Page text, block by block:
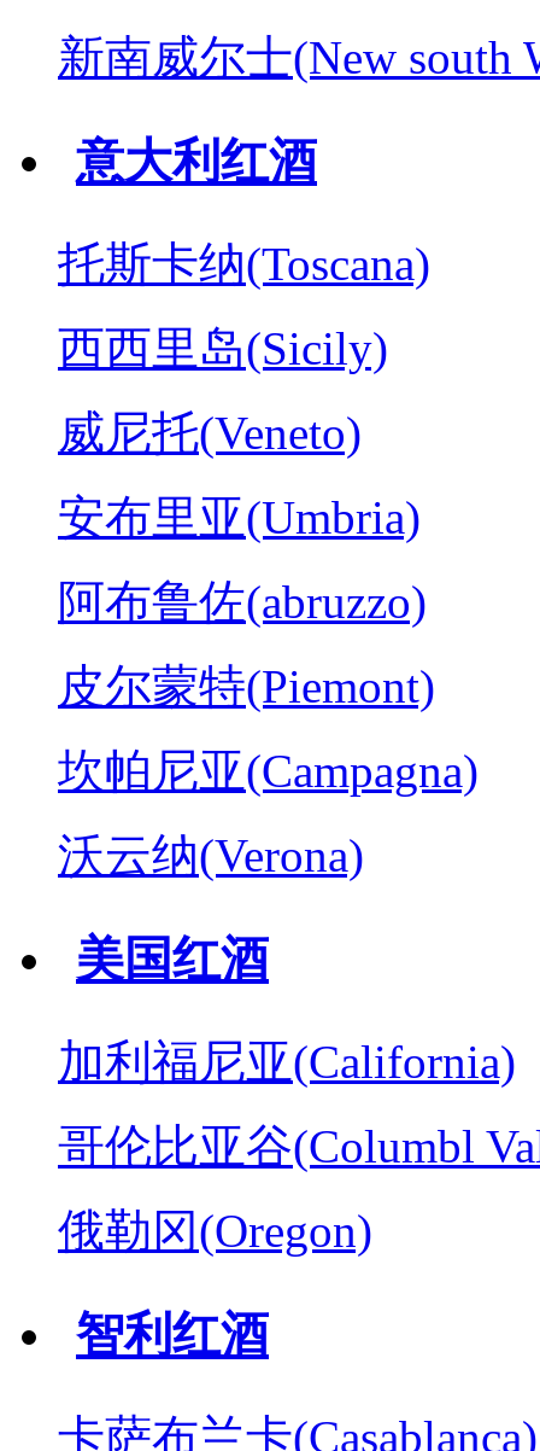
新南威尔士(New south
意大利红酒
托斯卡纳(Toscana)
西西里岛(Sicily)
威尼托(Veneto)
安布里亚(Umbria)
阿布鲁佐(abruzzo)
皮尔蒙特(Piemont)
坎帕尼亚(Campagna)
沃云纳(Verona)
美国红酒
加利福尼亚(California)
哥伦比亚谷(Columbl
俄勒冈(Oregon)
智利红酒
卡萨布兰卡(Casablanca)